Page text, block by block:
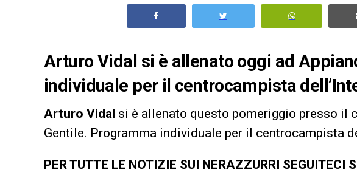
Arturo Vidal si è allenato oggi ad
individuale per il centrocampista
Arturo Vidal si è allenato questo pomeriggio presso il
Gentile. Programma individuale per il centrocampista
PER TUTTE LE NOTIZIE SUI NERAZZURRI SEGUITECI